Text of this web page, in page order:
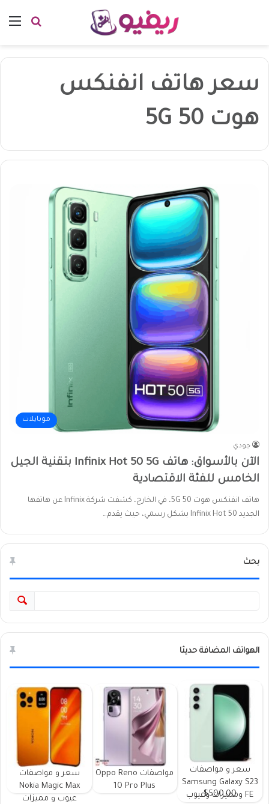
بحث
سعر هاتف انفنكس
هوت 50 5G
موبايلات
جودي
الآن بالأسواق: هاتف Infinix Hot 50 5G بتقنية الجيل
الخامس للفئة الاقتصادية
هاتف انفنكس هوت 50 5G، في الخارج، كشفت شركة Infinix عن هاتفها
الجديد Infinix Hot 50 بشكل رسمي، حيث يقدم…
بحث
الهواتف المضافة حديثا
سعر و مواصفات
Samsung Galaxy S23
FE ومميزات وعيوب
$500.00
مواصفات Oppo Reno
10 Pro Plus
سعر و مواصفات
Nokia Magic Max
عيوب و مميزات